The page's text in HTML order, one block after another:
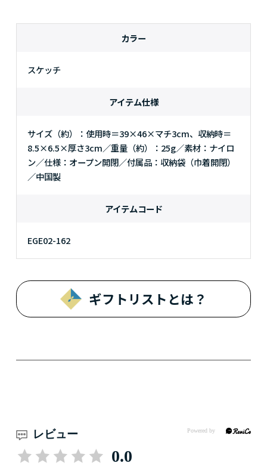
カラー
スケッチ
アイテム仕様
サイズ（約）：使用時＝39×46×マチ3cm、収納時＝
8.5×6.5×厚さ3cm／重量（約）：25g／素材：ナイロ
ン／仕様：オープン開閉／付属品：収納袋（巾着開閉）
／中国製
アイテムコード
EGE02-162
ギフトリストとは？
レビュー
0.0